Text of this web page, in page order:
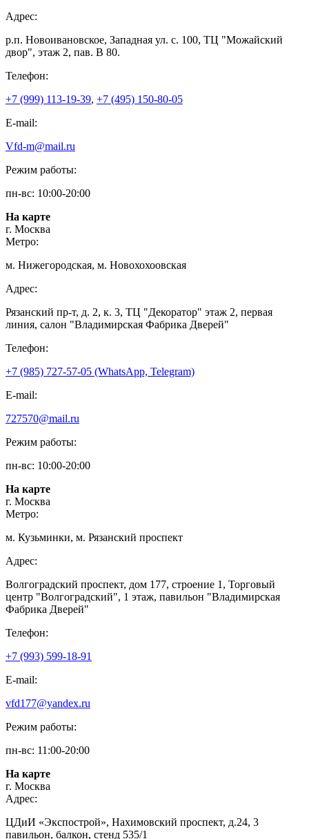
Адрес:
р.п. Новоивановское, Западная ул. с. 100, ТЦ "Можайский
двор", этаж 2, пав. В 80.
Телефон:
+7 (999) 113-19-39, +7 (495) 150-80-05
E-mail:
Vfd-m@mail.ru
Режим работы:
пн-вс: 10:00-20:00
На карте
г. Москва
Метро:
м. Нижегородская, м. Новохохоовская
Адрес:
Рязанский пр-т, д. 2, к. 3, ТЦ "Декоратор" этаж 2, первая
линия, салон "Владимирская Фабрика Дверей"
Телефон:
+7 (985) 727-57-05 (WhatsApp, Telegram)
E-mail:
727570@mail.ru
Режим работы:
пн-вс: 10:00-20:00
На карте
г. Москва
Метро:
м. Кузьминки, м. Рязанский проспект
Адрес:
Волгоградский проспект, дом 177, строение 1, Торговый
центр "Волгоградский", 1 этаж, павильон "Владимирская
Фабрика Дверей"
Телефон:
+7 (993) 599-18-91
E-mail:
vfd177@yandex.ru
Режим работы:
пн-вс: 11:00-20:00
На карте
г. Москва
Адрес:
ЦДиИ «Экспострой», Нахимовский проспект, д.24, 3
павильон, балкон, стенд 535/1